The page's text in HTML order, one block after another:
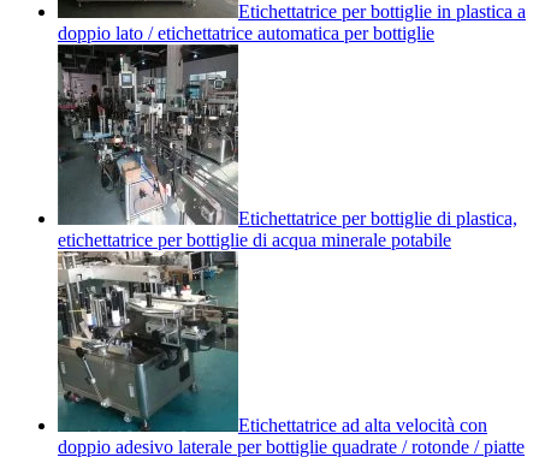
Etichettatrice per bottiglie in plastica a
doppio lato / etichettatrice automatica per bottiglie
Etichettatrice per bottiglie di plastica,
etichettatrice per bottiglie di acqua minerale potabile
Etichettatrice ad alta velocità con
doppio adesivo laterale per bottiglie quadrate / rotonde / piatte